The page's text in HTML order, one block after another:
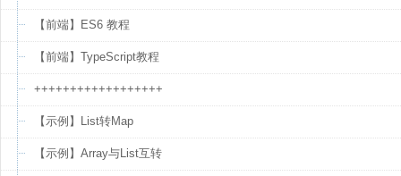
【前端】ES6 教程
【前端】TypeScript教程
++++++++++++++++++
【示例】List转Map
【示例】Array与List互转